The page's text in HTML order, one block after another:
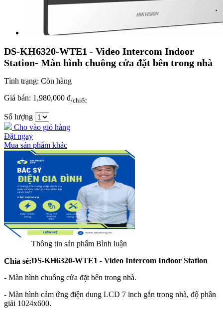
DS-KH6320-WTE1 - Video Intercom Indoor
Station- Màn hình chuông cửa đặt bên trong nhà
Tình trạng: Còn hàng
Giá bán: 1,980,000 đ/chiếc
Số lượng
Cho vào giỏ hàng
Đặt ngay
Mua sản phẩm khác
Chia sẻ:
Thông tin sản phẩm Bình luận
DS-KH6320-WTE1 - Video Intercom Indoor Station
- Màn hình chuông cửa đặt bên trong nhà.
- Màn hình cảm ứng điện dung LCD 7 inch gắn trong nhà, độ phân
giải 1024x600.